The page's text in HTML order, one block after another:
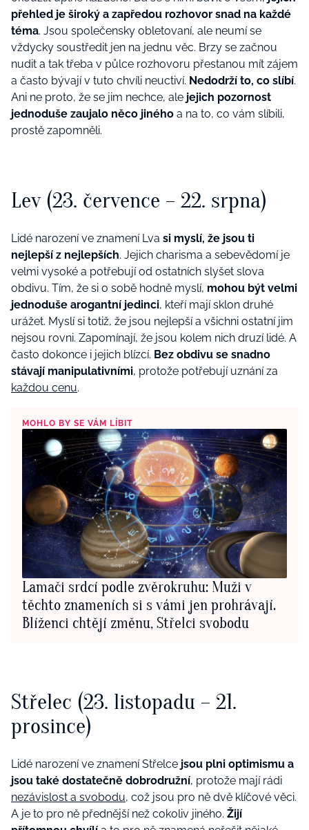
přehled je široký a zapředou rozhovor snad na každé
téma. Jsou společensky obletovaní, ale neumí se
vždycky soustředit jen na jednu věc. Brzy se začnou
nudit a tak třeba v půlce rozhovoru přestanou mít zájem
a často bývají v tuto chvíli neuctiví. Nedodrží to, co slíbí.
Ani ne proto, že se jim nechce, ale jejich pozornost
jednoduše zaujalo něco jiného a na to, co vám slíbili,
prostě zapomněli.
Lev (23. července – 22. srpna)
Lidé narození ve znamení Lva si myslí, že jsou ti
nejlepší z nejlepších. Jejich charisma a sebevědomí je
velmi vysoké a potřebují od ostatních slyšet slova
obdivu. Tím, že si o sobě hodně myslí, mohou být velmi
jednoduše arogantní jedinci, kteří mají sklon druhé
urážet. Myslí si totiž, že jsou nejlepší a všichni ostatní jim
nejsou rovni. Zapomínají, že jsou kolem nich druzí lidé. A
často dokonce i jejich blízcí. Bez obdivu se snadno
stávají manipulativními, protože potřebují uznání za
každou cenu.
MOHLO BY SE VÁM LÍBIT
Lamači srdcí podle zvěrokruhu: Muži v
těchto znameních si s vámi jen prohrávají.
Blíženci chtějí změnu, Střelci svobodu
Střelec (23. listopadu – 21.
prosince)
Lidé narození ve znamení Střelce jsou plni optimismu a
jsou také dostatečně dobrodružní, protože mají rádi
nezávislost a svobodu, což jsou pro ně dvě klíčové věci.
A je to pro ně přednější než cokoliv jiného. Žijí